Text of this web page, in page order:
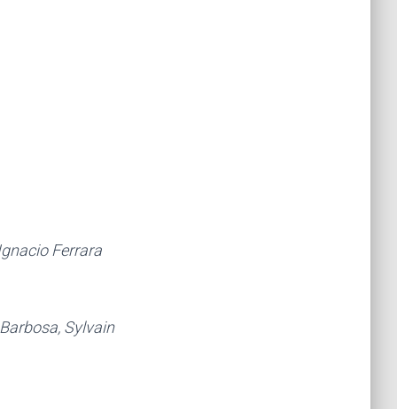
Ferrara
Sylvain